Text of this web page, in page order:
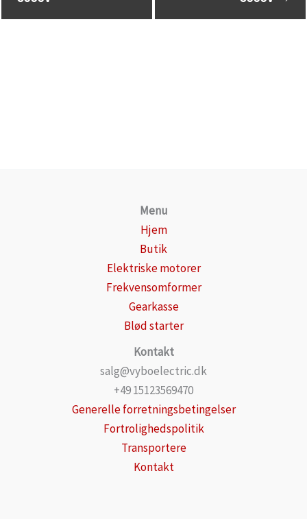
Menu
Hjem
Butik
Elektriske motorer
Frekvensomformer
Gearkasse
Blød starter
Kontakt
salg@vyboelectric.dk
+49 15123569470
Generelle forretningsbetingelser
Fortrolighedspolitik
Transportere
Kontakt